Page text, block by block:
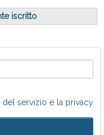
iscritto
servizio e la privacy